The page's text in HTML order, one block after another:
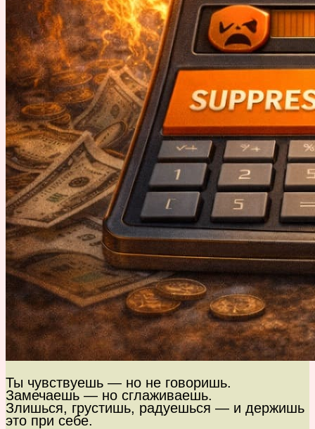
Ты чувствуешь — но не говоришь.
Замечаешь — но сглаживаешь.
Злишься, грустишь, радуешься — и держишь
это при себе.